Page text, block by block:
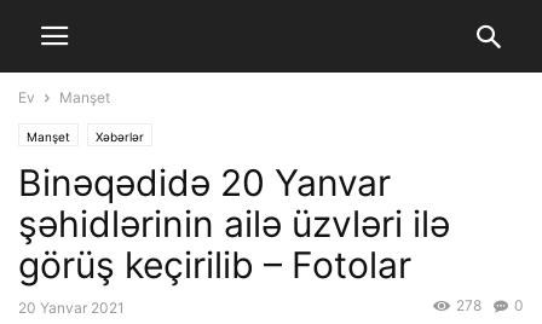
Ev Manşet
Manşet Xəbərlər
Binəqədidə 20 Yanvar
şəhidlərinin ailə üzvləri ilə
görüş keçirilib – Fotolar
20 Yanvar 2021 0
278